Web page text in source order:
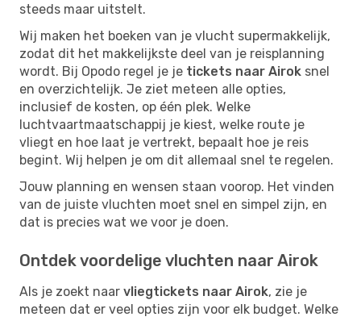
steeds maar uitstelt.
Wij maken het boeken van je vlucht supermakkelijk,
zodat dit het makkelijkste deel van je reisplanning
wordt. Bij Opodo regel je je tickets naar Airok snel
en overzichtelijk. Je ziet meteen alle opties,
inclusief de kosten, op één plek. Welke
luchtvaartmaatschappij je kiest, welke route je
vliegt en hoe laat je vertrekt, bepaalt hoe je reis
begint. Wij helpen je om dit allemaal snel te regelen.
Jouw planning en wensen staan voorop. Het vinden
van de juiste vluchten moet snel en simpel zijn, en
dat is precies wat we voor je doen.
Ontdek voordelige vluchten naar Airok
Als je zoekt naar vliegtickets naar Airok, zie je
meteen dat er veel opties zijn voor elk budget. Welke